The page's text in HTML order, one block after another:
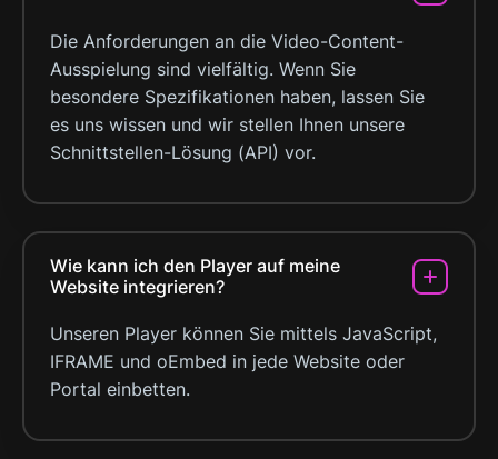
Die Anforderungen an die Video-Content-
Ausspielung sind vielfältig. Wenn Sie
besondere Spezifikationen haben, lassen Sie
es uns wissen und wir stellen Ihnen unsere
Schnittstellen-Lösung (API) vor.
Wie kann ich den Player auf meine
Website integrieren?
Unseren Player können Sie mittels JavaScript,
IFRAME und oEmbed in jede Website oder
Portal einbetten.